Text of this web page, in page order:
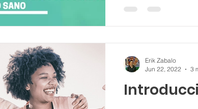
Erik Zabalo
Jun 22, 2022
3